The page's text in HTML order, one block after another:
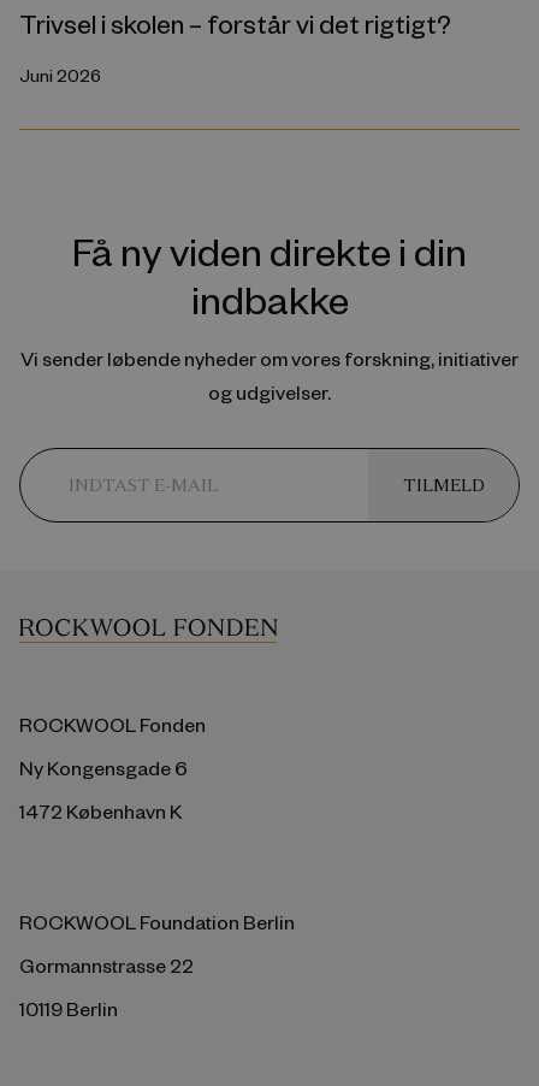
Trivsel i skolen – forstår vi det rigtigt?
Juni 2026
Få ny viden direkte i din
indbakke
Vi sender løbende nyheder om vores forskning, initiativer
og udgivelser.
TILMELD
ROCKWOOL Fonden
Ny Kongensgade 6
1472 København K
ROCKWOOL Foundation Berlin
Gormannstrasse 22
10119 Berlin